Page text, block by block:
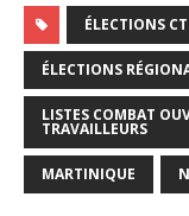
ÉLECTIONS
ÉLECTIONS
LISTES COMBAT
TRAVAILLEURS
MARTINIQUE